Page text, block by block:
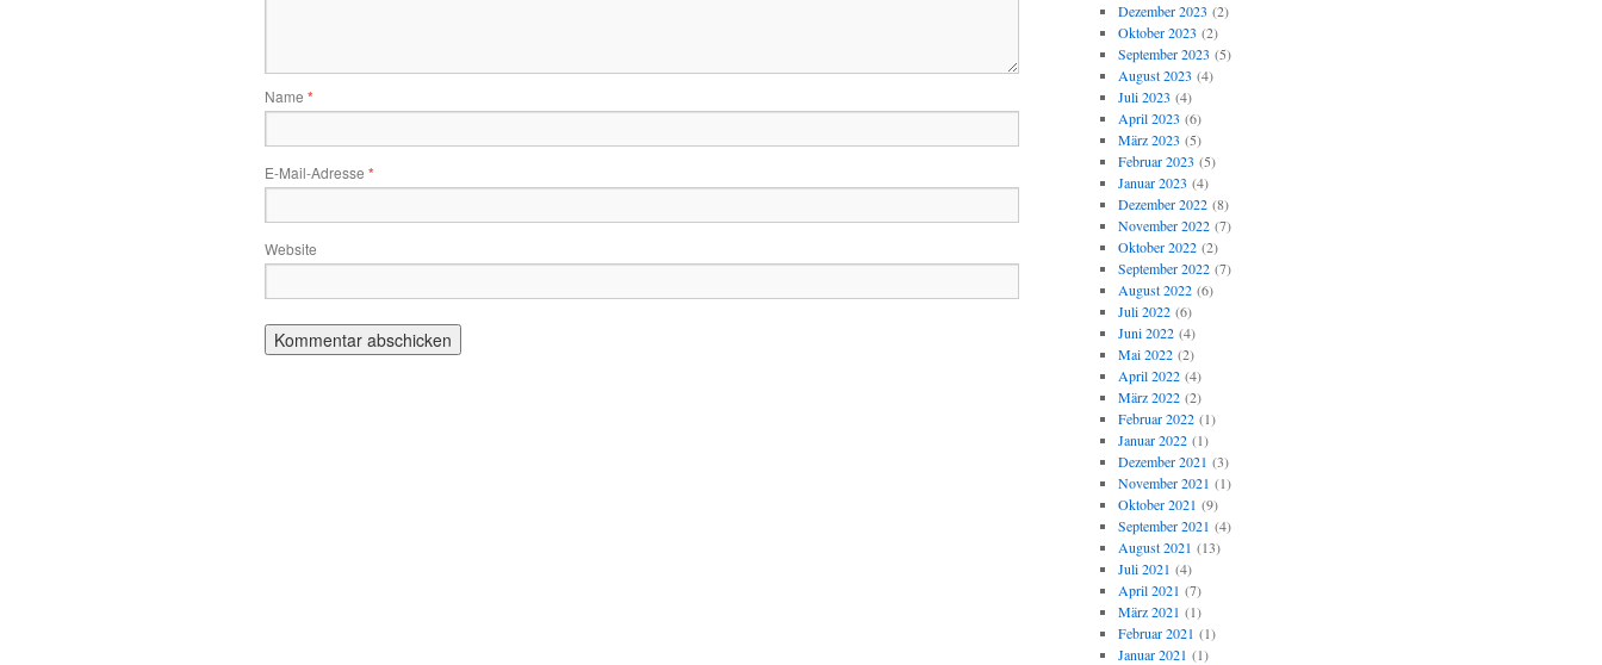
Name *
E-Mail-Adresse *
Website
Dezember 2023 (2)
Oktober 2023 (2)
September 2023 (5)
August 2023 (4)
Juli 2023 (4)
April 2023 (6)
März 2023 (5)
Februar 2023 (5)
Januar 2023 (4)
Dezember 2022(8)
November 2022(7)
Oktober 2022(2)
September 2022(7)
August 2022(6)
Juli 2022(6)
Juni 2022(4)
Mai 2022(2)
April 2022(4)
März 2022(2)
Februar 2022(1)
Januar 2022(1)
Dezember 2021 (3)
November 2021 (1)
Oktober 2021 (9)
September 2021 (4)
August 2021 (13)
Juli 2021 (4)
April 2021 (7)
März 2021 (1)
Februar 2021 (1)
Januar 2021 (1)